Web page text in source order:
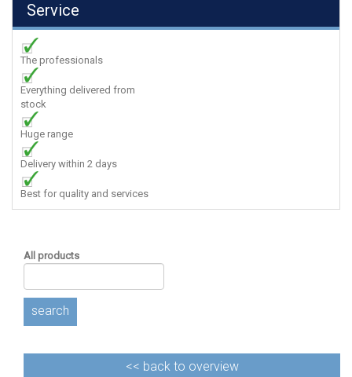
Service
The professionals
Everything delivered from
stock
Huge range
Delivery within 2 days
Best for quality and services
All products
search
<< back to overview